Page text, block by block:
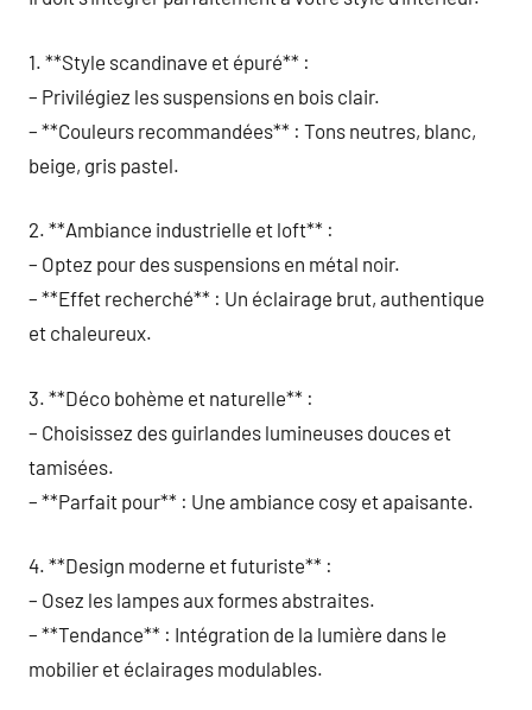
1. **Style scandinave et épuré** :
– Privilégiez les suspensions en bois clair.
– **Couleurs recommandées** : Tons neutres, blanc,
beige, gris pastel.
2. **Ambiance industrielle et loft** :
– Optez pour des suspensions en métal noir.
– **Effet recherché** : Un éclairage brut, authentique
et chaleureux.
3. **Déco bohème et naturelle** :
– Choisissez des guirlandes lumineuses douces et
tamisées.
– **Parfait pour** : Une ambiance cosy et apaisante.
4. **Design moderne et futuriste** :
– Osez les lampes aux formes abstraites.
– **Tendance** : Intégration de la lumière dans le
mobilier et éclairages modulables.